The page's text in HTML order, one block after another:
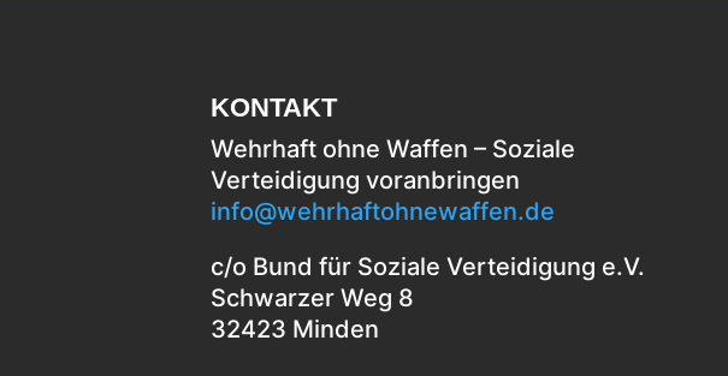
KONTAKT
Wehrhaft ohne Waffen – Soziale
Verteidigung voranbringen
info@wehrhaftohnewaffen.de
c/o Bund für Soziale Verteidigung e.V.
Schwarzer Weg 8
32423 Minden